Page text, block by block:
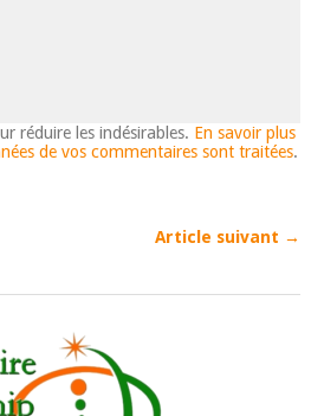
réduire les indésirables. En savoir plus
de vos commentaires sont traitées.
Article suivant →